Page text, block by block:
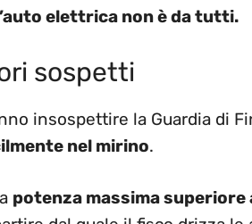
elettrica non è da tutti.
sospetti
insospettire la Guardia di
nel mirino.
potenza massima superiore